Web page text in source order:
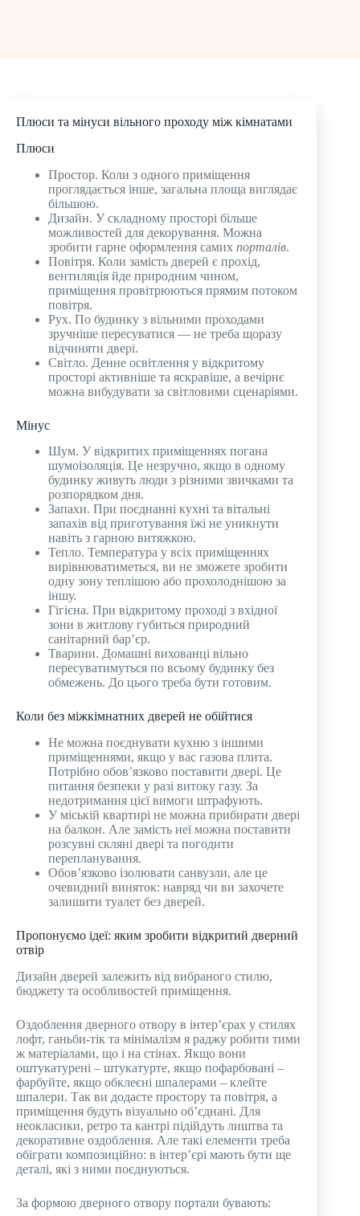
Плюси та мінуси вільного проходу між кімнатами
Плюси
Простор. Коли з одного приміщення
проглядається інше, загальна площа виглядає
більшою.
Дизайн. У складному просторі більше
можливостей для декорування. Можна
зробити гарне оформлення самих порталів.
Повітря. Коли замість дверей є прохід,
вентиляція йде природним чином,
приміщення провітрюються прямим потоком
повітря.
Рух. По будинку з вільними проходами
зручніше пересуватися — не треба щоразу
відчиняти двері.
Світло. Денне освітлення у відкритому
просторі активніше та яскравіше, а вечірнє
можна вибудувати за світловими сценаріями.
Мінус
Шум. У відкритих приміщеннях погана
шумоізоляція. Це незручно, якщо в одному
будинку живуть люди з різними звичками та
розпорядком дня.
Запахи. При поєднанні кухні та вітальні
запахів від приготування їжі не уникнути
навіть з гарною витяжкою.
Тепло. Температура у всіх приміщеннях
вирівнюватиметься, ви не зможете зробити
одну зону теплішою або прохолоднішою за
іншу.
Гігієна. При відкритому проході з вхідної
зони в житлову губиться природний
санітарний бар’єр.
Тварини. Домашні вихованці вільно
пересуватимуться по всьому будинку без
обмежень. До цього треба бути готовим.
Коли без міжкімнатних дверей не обійтися
Не можна поєднувати кухню з іншими
приміщеннями, якщо у вас газова плита.
Потрібно обов’язково поставити двері. Це
питання безпеки у разі витоку газу. За
недотримання цієї вимоги штрафують.
У міській квартирі не можна прибирати двері
на балкон. Але замість неї можна поставити
розсувні скляні двері та погодити
перепланування.
Обов’язково ізолювати санвузли, але це
очевидний виняток: навряд чи ви захочете
залишити туалет без дверей.
Пропонуємо ідеї: яким зробити відкритий дверний
отвір
Дизайн дверей залежить від вибраного стилю,
бюджету та особливостей приміщення.
Оздоблення дверного отвору в інтер’єрах у стилях
лофт, ганьби-тік та мінімалізм я раджу робити тими
ж матеріалами, що і на стінах. Якщо вони
оштукатурені – штукатурте, якщо пофарбовані –
фарбуйте, якщо обклеєні шпалерами – клейте
шпалери. Так ви додасте простору та повітря, а
приміщення будуть візуально об’єднані. Для
неокласики, ретро та кантрі підійдуть лиштва та
декоративне оздоблення. Але такі елементи треба
обіграти композиційно: в інтер’єрі мають бути ще
деталі, які з ними поєднуються.
За формою дверного отвору портали бувають: